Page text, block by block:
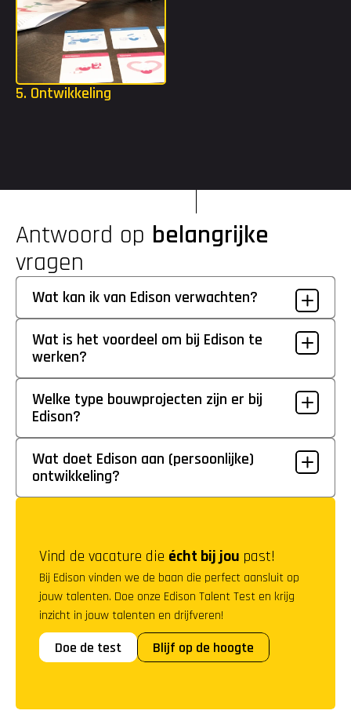
5. Ontwikkeling
Antwoord op belangrijke
vragen
Wat kan ik van Edison verwachten?
Wat is het voordeel om bij Edison te
werken?
Welke type bouwprojecten zijn er bij
Edison?
Wat doet Edison aan (persoonlijke)
ontwikkeling?
Vind de vacature die écht bij jou past!
Bij Edison vinden we de baan die perfect aansluit op
jouw talenten. Doe onze Edison Talent Test en krijg
inzicht in jouw talenten en drijfveren!
Doe de test Blijf op de hoogte